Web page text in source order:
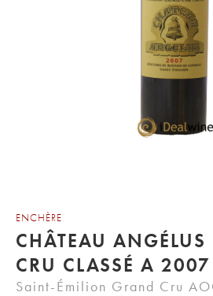
ENCHÈRE
CHÂTEAU
CRU CLASSÉ A 2007
Saint-Émilion Grand Cru